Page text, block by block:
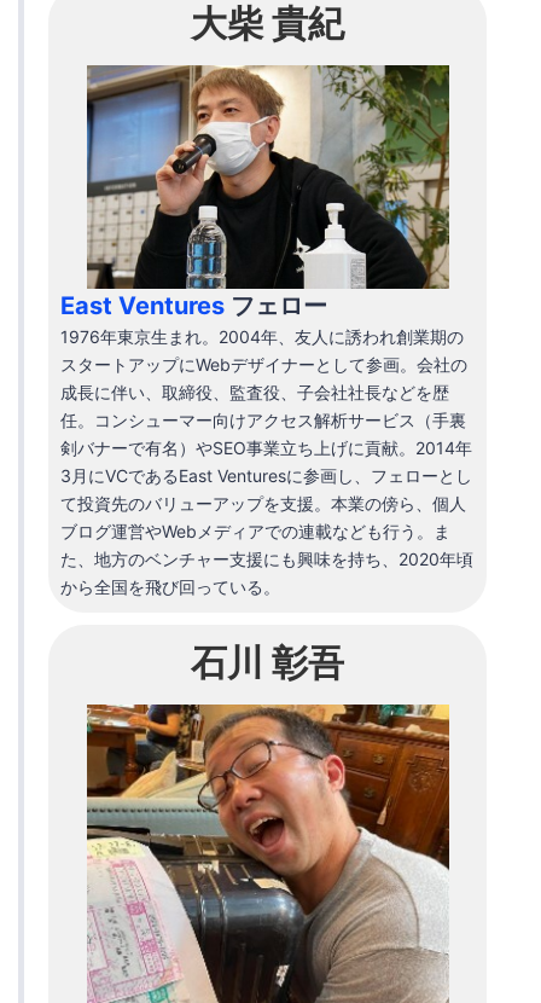
大柴 貴紀
East Ventures フェロー
1976年東京生まれ。2004年、友人に誘われ創業期の
スタートアップにWebデザイナーとして参画。会社の
成長に伴い、取締役、監査役、子会社社長などを歴
任。コンシューマー向けアクセス解析サービス（手裏
剣バナーで有名）やSEO事業立ち上げに貢献。2014年
3月にVCであるEast Venturesに参画し、フェローとし
て投資先のバリューアップを支援。本業の傍ら、個人
ブログ運営やWebメディアでの連載なども行う。ま
た、地方のベンチャー支援にも興味を持ち、2020年頃
から全国を飛び回っている。
石川 彰吾